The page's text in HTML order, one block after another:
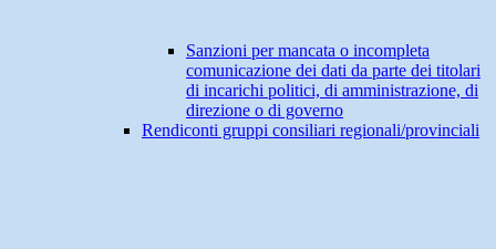
Sanzioni per mancata o incompleta
comunicazione dei dati da parte dei titolari
di incarichi politici, di amministrazione, di
direzione o di governo
Rendiconti gruppi consiliari regionali/provinciali